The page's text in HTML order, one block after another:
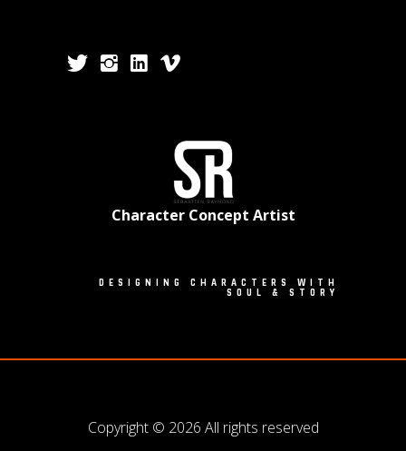
Character Concept Artist
DESIGNING CHARACTERS WITH
SOUL & STORY
Copyright © 2026 All rights reserved